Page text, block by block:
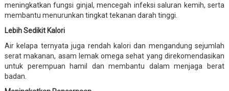
meningkatkan fungsi ginjal, mencegah infeksi saluran kemih, serta
membantu menurunkan tingkat tekanan darah tinggi.
Lebih Sedikit Kalori
Air kelapa ternyata juga rendah kalori dan mengandung sejumlah
serat makanan, asam lemak omega sehat yang direkomendasikan
untuk perempuan hamil dan membantu dalam menjaga berat
badan.